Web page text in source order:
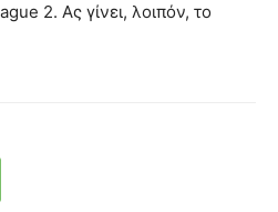
2. Ας γίνει, λοιπόν, το